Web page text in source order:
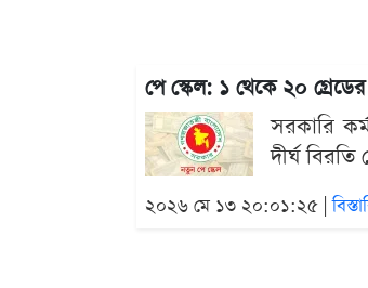
পে স্কেল: ১ থেকে ২০
সরকারি
দীর্ঘ
২০২৬ মে ১৩ ২০:০১:২৫ |